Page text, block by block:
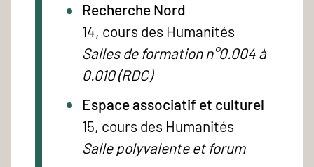
Recherche Nord
14, cours des Humanités
Salles de formation n°0.004 à
0.010 (RDC)
Espace associatif et culturel
15, cours des Humanités
Salle polyvalente et forum